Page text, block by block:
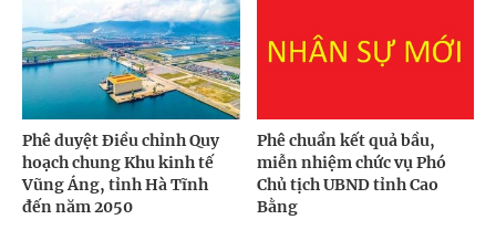
Phê duyệt Điều chỉnh Quy
hoạch chung Khu kinh tế
Vũng Áng, tỉnh Hà Tĩnh
đến năm 2050
Phê chuẩn kết quả bầu,
miễn nhiệm chức vụ Phó
Chủ tịch UBND tỉnh Cao
Bằng